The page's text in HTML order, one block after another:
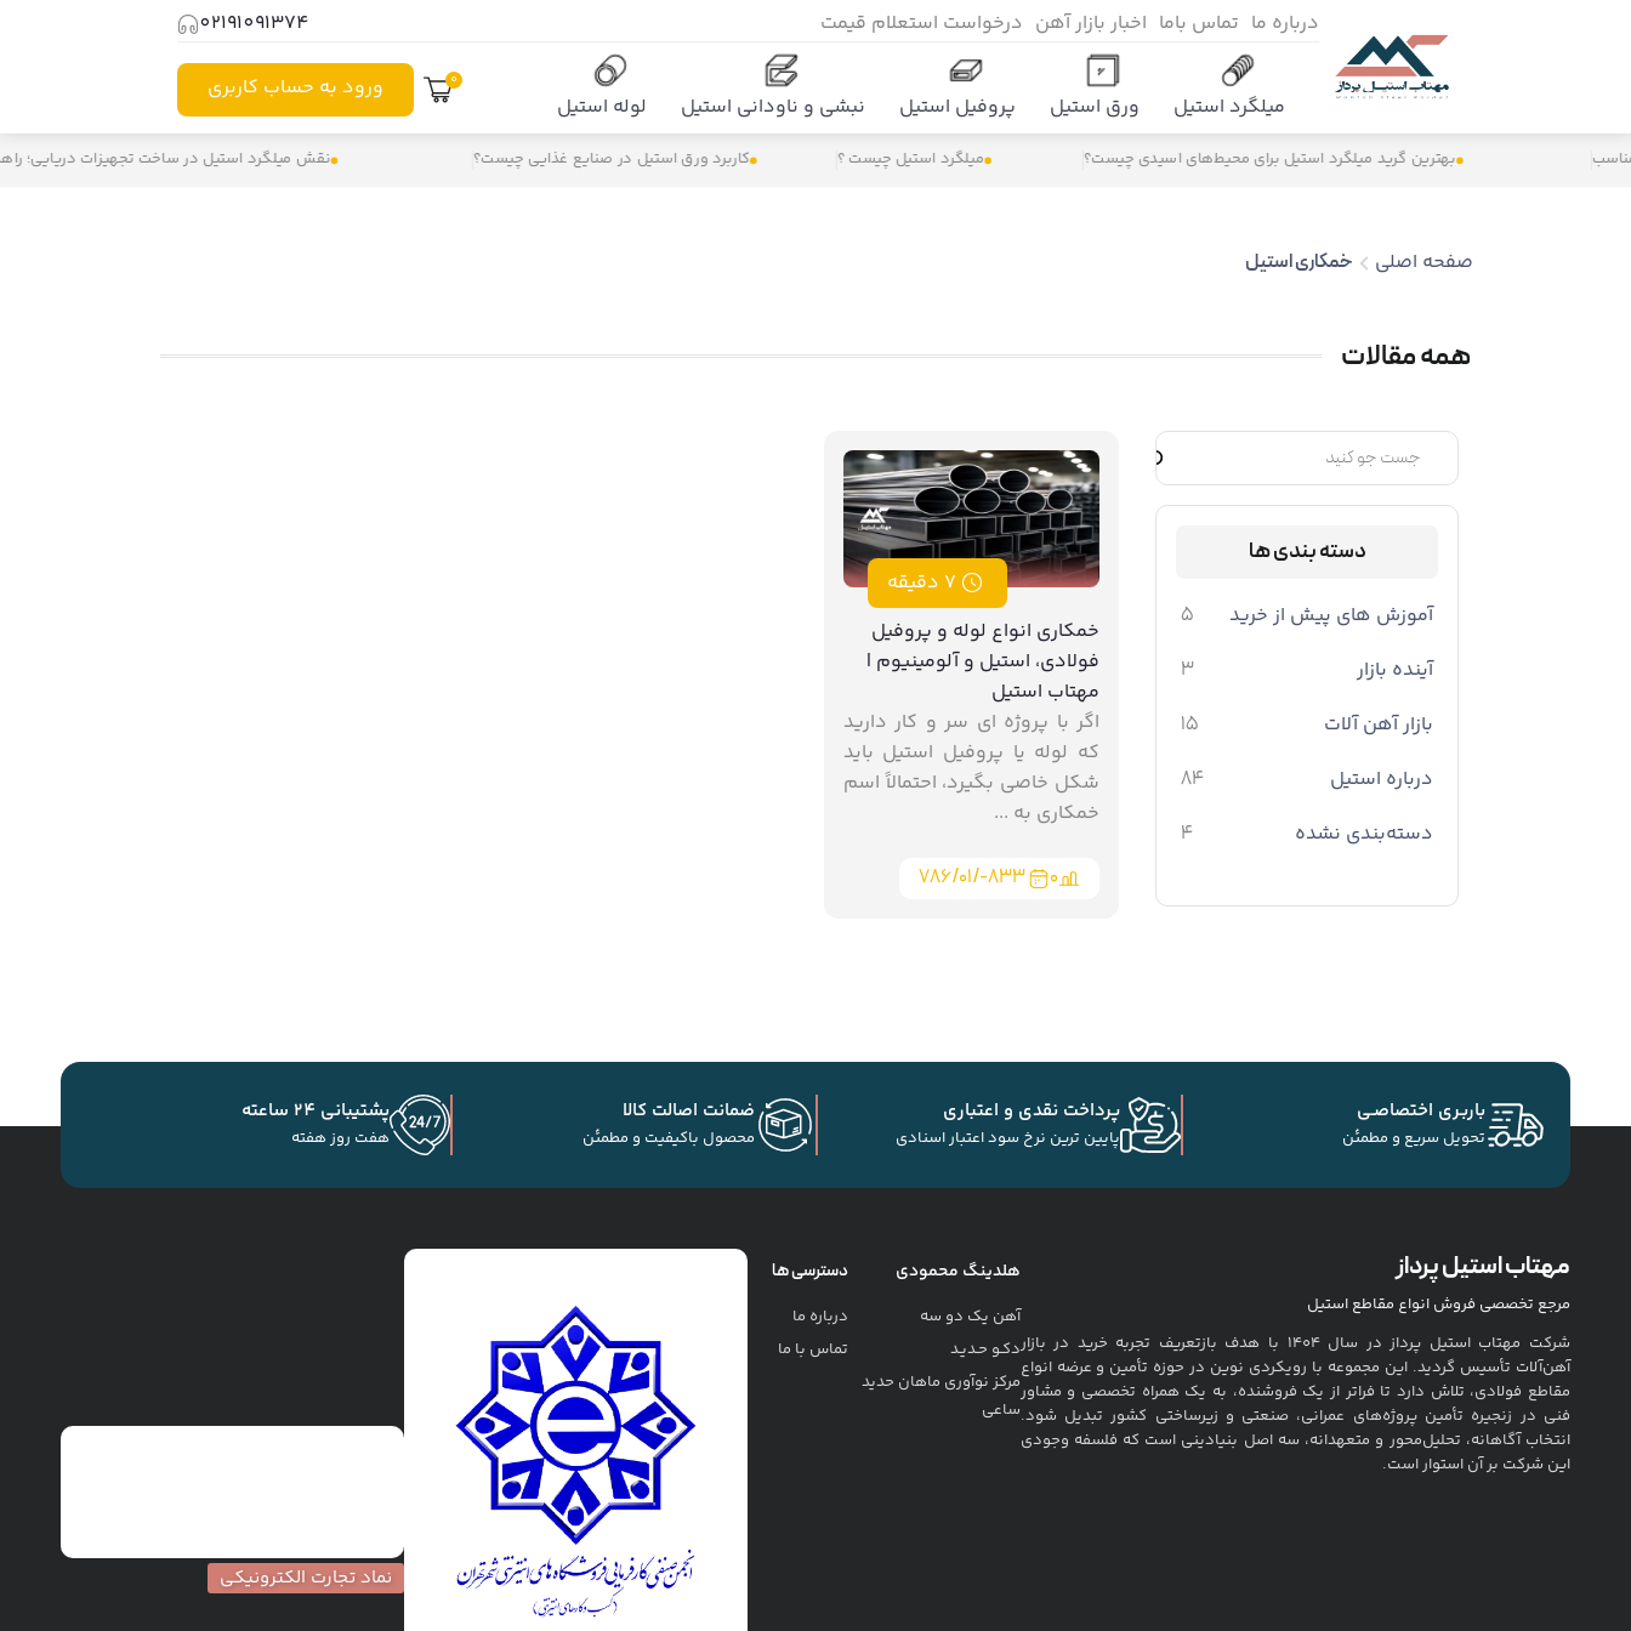
درباره ما تماس باما اخبار بازار آهن درخواست استعلام قیمت 02191091374
میلگرد استیل ورق استیل پروفیل استیل نبشی و ناودانی استیل لوله استیل
0 ورود به حساب کاربری
بهترین گرید میلگرد استیل برای محیط‌های اسیدی چیست؟ میلگرد استیل چیست ؟ کاربرد ورق استیل در صنایع غذایی چیست؟ نقش میلگرد استیل در ساخت تجهیزات دریایی؛
صفحه اصلی خمکاری استیل
همه مقالات
دسته بندی ها
آموزش های پیش از خرید 5
آینده بازار 3
بازار آهن آلات 15
درباره استیل 84
دسته‌بندی نشده 4
7 دقیقه
خمکاری انواع لوله و پروفیل
فولادی، استیل و آلومینیوم |
مهتاب استیل
اگر با پروژه ‌ای سر و کار دارید
که لوله یا پروفیل استیل باید
شکل خاصی بگیرد، احتمالاً اسم
خمکاری به ...
0 ۷۸۶/۰۱/-۸۳۳
باربـری اختصاصـی
تحویل سریع و مطمئن
پرداخت نقدی و اعتباری
پایین ترین نرخ سود اعتبار اسنادی
ضمانت اصالت کالا
محصول باکیفیت و مطمئن
پشتیبانی 24 ساعته
هفت روز هفته
مهتاب استیل پرداز
مرجع تخصصی فروش انواع مقاطع استیل
شرکت مهتاب استیل پرداز در سال ۱۴۰۴ با هدف بازتعریف تجربه خرید در بازار
آهن‌آلات تأسیس گردید. این مجموعه با رویکردی نوین در حوزه تأمین و عرضه انواع
مقاطع فولادی، تلاش دارد تا فراتر از یک فروشنده، به یک همراه تخصصی و مشاور
فنی در زنجیره تأمین پروژه‌های عمرانی، صنعتی و زیرساختی کشور تبدیل شود.
انتخاب آگاهانه، تحلیل‌محور و متعهدانه، سه اصل بنیادینی است که فلسفه وجودی
این شرکت بر آن استوار است.
هلدینگ محمودی
آهن یک دو سه
دکـو حـدیـد
مرکز نوآوری ماهان حدید
ساعی
دسترسی ها
درباره ما
تماس با ما
نماد تجارت الکترونیکی